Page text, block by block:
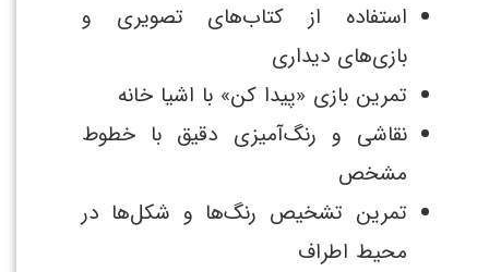
استفاده از کتاب‌های تصویری و
بازی‌های دیداری
تمرین بازی «پیدا کن» با اشیا خانه
نقاشی و رنگ‌آمیزی دقیق با خطوط
مشخص
تمرین تشخیص رنگ‌ها و شکل‌ها در
محیط اطراف